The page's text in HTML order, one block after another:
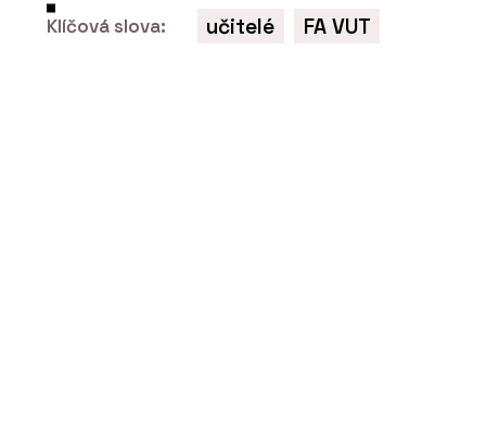
Klíčová slova: učitelé FA VUT